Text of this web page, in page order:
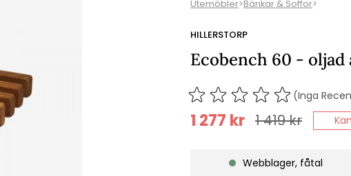
Utemöbler>Bänkar & Soffor>
HILLERSTORP
Ecobench 60 -
(Inga
1 419kr
1 277 kr
Webblager, fåtal